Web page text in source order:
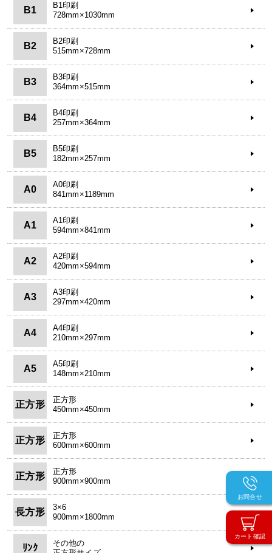
カート確認
お問合せ
B1
B1印刷
728mm×1030mm
B2
B2印刷
515mm×728mm
B3
B3印刷
364mm×515mm
B4
B4印刷
257mm×364mm
B5
B5印刷
182mm×257mm
A0
A0印刷
841mm×1189mm
A1
A1印刷
594mm×841mm
A2
A2印刷
420mm×594mm
A3
A3印刷
297mm×420mm
A4
A4印刷
210mm×297mm
A5
A5印刷
148mm×210mm
正方形
正方形
450mm×450mm
正方形
正方形
600mm×600mm
正方形
正方形
900mm×900mm
長方形
3×6
900mm×1800mm
ﾘﾝｸ
その他の